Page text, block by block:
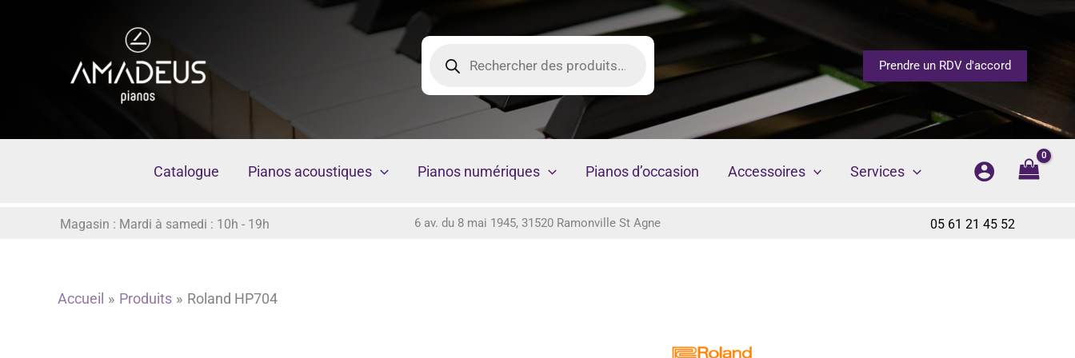
produits
Prendre un RDV d'accord
Catalogue Pianos acoustiques Pianos numériques Pianos d’occasion Accessoires Services
Magasin : Mardi à samedi : 10h - 19h 6 av. du 8 mai 1945, 31520 Ramonville St Agne 05 61 21 45 52
Accueil Produits Roland HP704